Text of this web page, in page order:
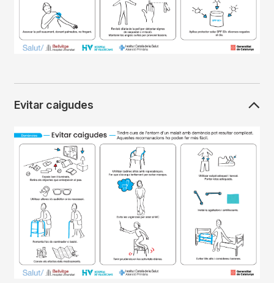
Evitar caigudes
Imagen